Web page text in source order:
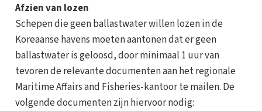
Afzien van lozen
Schepen die geen ballastwater willen lozen in de
Koreaanse havens moeten aantonen dat er geen
ballastwater is geloosd, door minimaal 1 uur van
tevoren de relevante documenten aan het regionale
Maritime Affairs and Fisheries-kantoor te mailen. De
volgende documenten zijn hiervoor nodig: